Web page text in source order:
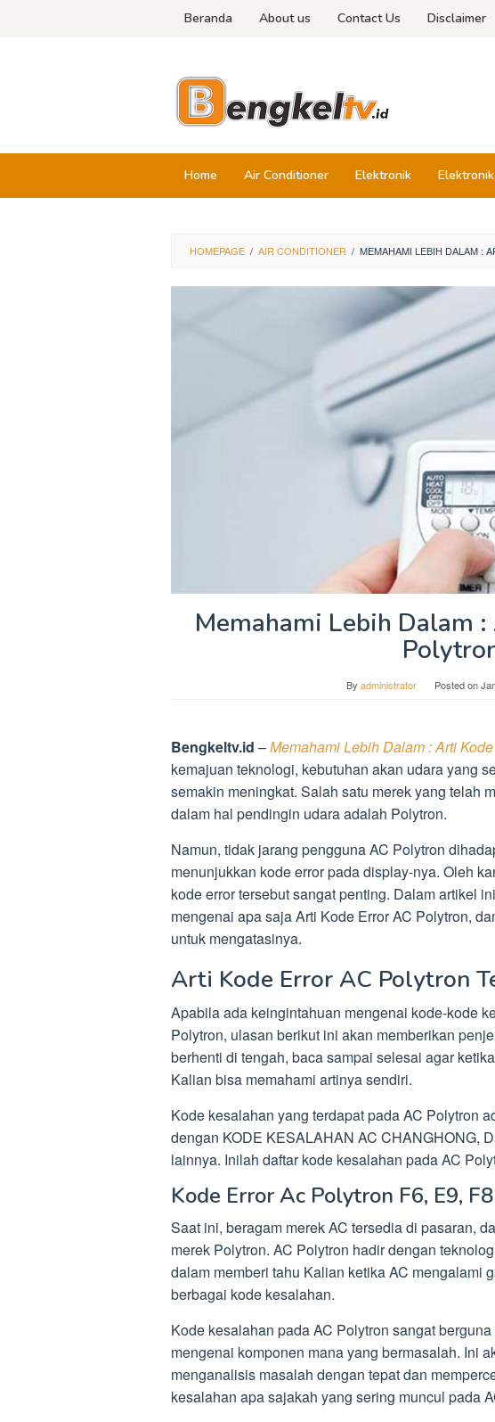
Beranda About us Contact Us Disclaimer
Home Air Conditioner Elektronik
HOMEPAGE / AIR CONDITIONER / MEMAHAMI LEBIH DALAM :
Memahami Lebih Dalam
By administrator Posted on
Bengkeltv.id –Memahami Lebih Dalam : Arti
kemajuan teknologi, kebutuhan akan udara yang
semakin meningkat. Salah satu merek yang telah
dalam hal pendingin udara adalah Polytron.
Namun, tidak jarang pengguna AC Polytron
menunjukkan kode error pada display-nya. Oleh
kode error tersebut sangat penting. Dalam artikel
mengenai apa saja Arti Kode Error AC Polytron,
untuk mengatasinya.
Arti Kode Error AC Polytron
Apabila ada keingintahuan mengenai kode-kode
Polytron, ulasan berikut ini akan memberikan
berhenti di tengah, baca sampai selesai agar
Kalian bisa memahami artinya sendiri.
Kode kesalahan yang terdapat pada AC Polytron
dengan KODE KESALAHAN AC CHANGHONG,
lainnya. Inilah daftar kode kesalahan pada AC
Kode Error Ac Polytron F6, E9, F8
Saat ini, beragam merek AC tersedia di pasaran,
merek Polytron. AC Polytron hadir dengan
dalam memberi tahu Kalian ketika AC mengalami
berbagai kode kesalahan.
Kode kesalahan pada AC Polytron sangat
mengenai komponen mana yang bermasalah. Ini
menganalisis masalah dengan tepat dan
kesalahan apa sajakah yang sering muncul pada